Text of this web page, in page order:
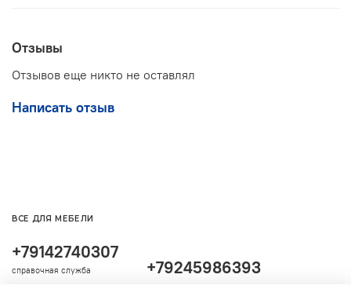
Отзывы
Отзывов еще никто не оставлял
Написать отзыв
+79142740307
справочная служба +79245986393
ВСЕ ДЛЯ МЕБЕЛИ